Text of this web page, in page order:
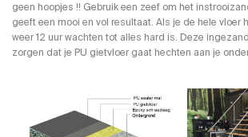
geen hoopjes !! Gebruik een zeef om het
geeft een mooi en vol resultaat. Als je de hele vloer
weer 12 uur wachten tot alles hard is. Deze
zorgen dat je PU gietvloer gaat hechten aan je